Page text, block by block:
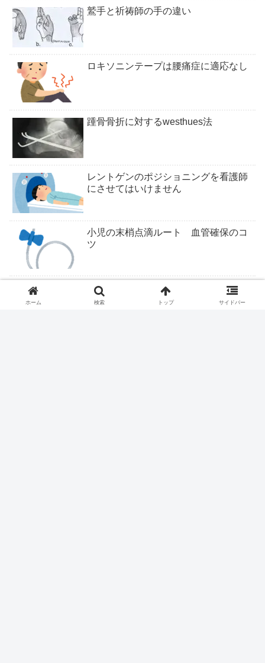
鷲手と祈祷師の手の違い
ロキソニンテープは腰痛症に適応なし
踵骨骨折に対するwesthues法
レントゲンのポジショニングを看護師
にさせてはいけません
小児の末梢点滴ルート 血管確保のコ
ツ
ついにくるか医学部定員削減
ホーム 検索 トップ サイドバー